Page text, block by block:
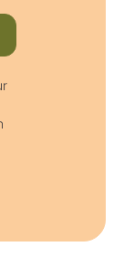
anmelden